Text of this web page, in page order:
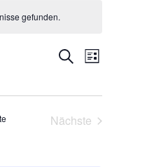
gefunden.
und
Navigation
Suche
Liste
Nächste